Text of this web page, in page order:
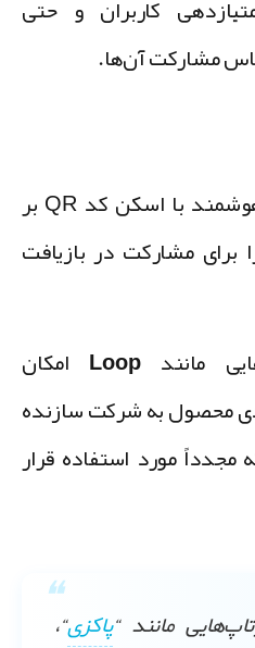
کاربران و حتی
مشارکت آن‌ها.
در ژاپن، سطل‌های هوشمند با اسکن کد QR بر
مشارکت در بازیافت
مانندLoopامکان
محصول به شرکت سازنده
مورد استفاده قرار
مانند“پاکزی“،